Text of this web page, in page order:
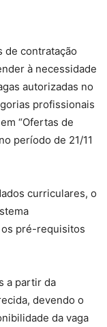
de contratação
à necessidade
autorizadas no
profissionais
“Ofertas de
período de 21/11
curriculares, o
pré-requisitos
a partir da
devendo o
da vaga